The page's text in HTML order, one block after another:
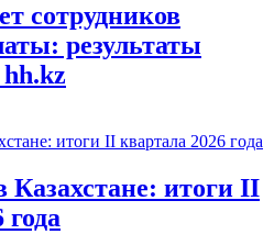
сотрудников
результаты
Казахстане: итоги II
года